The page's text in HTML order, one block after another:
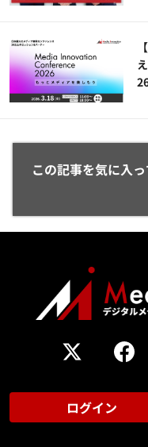
この記事を気に入
ログイン